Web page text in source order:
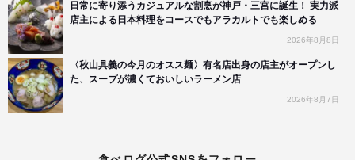
日常に寄り添うカジュアルな割烹が神戸・三宮に誕生！ 実力派
店主による日本料理をコースでもアラカルトでも楽しめる
2026年8月8日
〈秋山具義の今月のオスス麺〉有名店出身の店主がオープンし
た、スープが濃くておいしいラーメン店
2026年8月7日